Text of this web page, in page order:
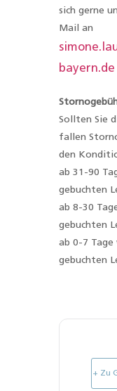
sich gerne
Mail an
bayern.de
Sollten Sie
fallen
den
ab 31-90
gebuchten
ab 8-30
gebuchten
ab 0-7 Tage
gebuchten
+ Zu